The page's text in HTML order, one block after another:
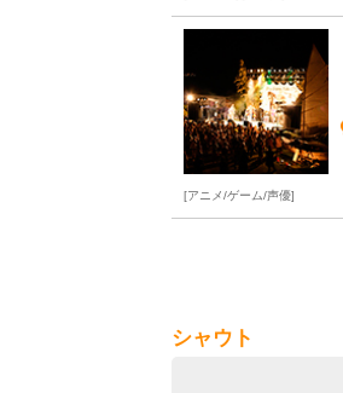
アニメ/ゲーム/声優
シャウト